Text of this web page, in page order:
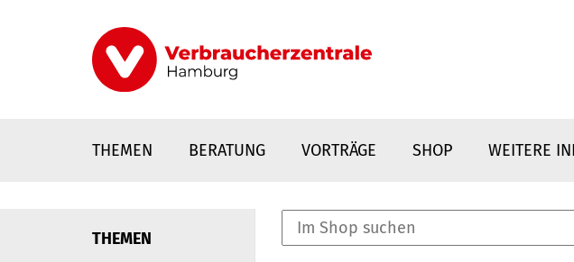
THEMEN BERATUNG VORTRÄGE SHOP WEITERE
THEMEN